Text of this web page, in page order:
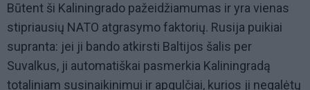
Būtent ši Kaliningrado pažeidžiamumas ir yra vienas
stipriausių NATO atgrasymo faktorių. Rusija puikiai
supranta: jei ji bando atkirsti Baltijos šalis per
Suvalkus, ji automatiškai pasmerkia Kaliningradą
totaliniam susinaikinimui ir apgulčiai, kurios ji negalėtų